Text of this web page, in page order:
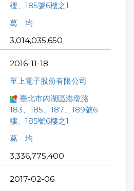
樓、185號6樓之1
葛 均
3,014,035,650
2016-11-18
至上電子股份有限公司
臺北市內湖區港墘路
183、185、187、189號6
樓、185號6樓之1
葛 均
3,336,775,400
2017-02-06